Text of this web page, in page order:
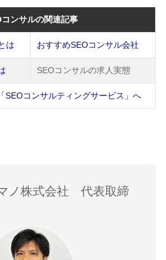
コンサルの関連記事
は おすすめSEOコンサル会社
SEOコンサルの求人実態
SEOコンサルティングサービス」へ
ノ株式会社 代表取締